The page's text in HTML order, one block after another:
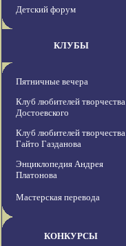
Детский форум
КЛУБЫ
Пятничные вечера
Клуб любителей творчества
Достоевского
Клуб любителей творчества
Гайто Газданова
Энциклопедия Андрея
Платонова
Мастерская перевода
КОНКУРСЫ